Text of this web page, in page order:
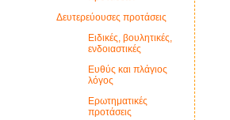
Δευτερεύουσες προτάσεις
Ειδικές, βουλητικές,
ενδοιαστικές
Ευθύς και πλάγιος
λόγος
Ερωτηματικές
προτάσεις